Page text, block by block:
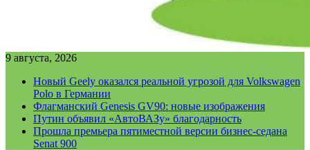
9 августа, 2026
Новый Geely оказался реальной угрозой для Volkswagen
Polo в Германии
Флагманский Genesis GV90: новые изображения
Путин объявил «АвтоВАЗу» благодарность
Прошла премьера пятиместной версии бизнес-седана
Senat 900